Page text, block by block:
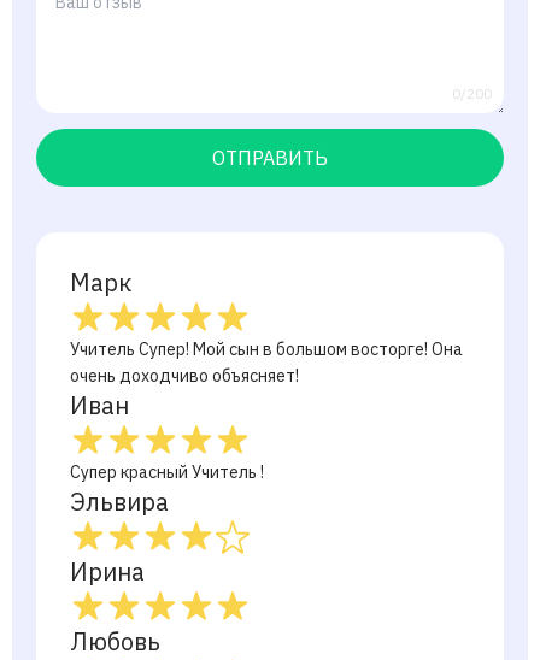
0/200
ОТПРАВИТЬ
Марк
Учитель Супер! Мой сын в большом восторге! Она
очень доходчиво объясняет!
Иван
Супер красный Учитель !
Эльвира
Ирина
Любовь